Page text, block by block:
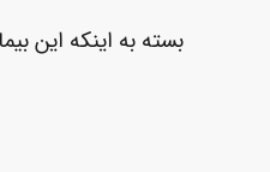
بسته به اینکه این